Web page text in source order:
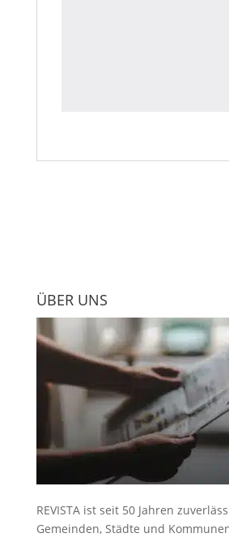
ÜBER UNS
REVISTA ist seit 50 Jahren
Gemeinden, Städte und